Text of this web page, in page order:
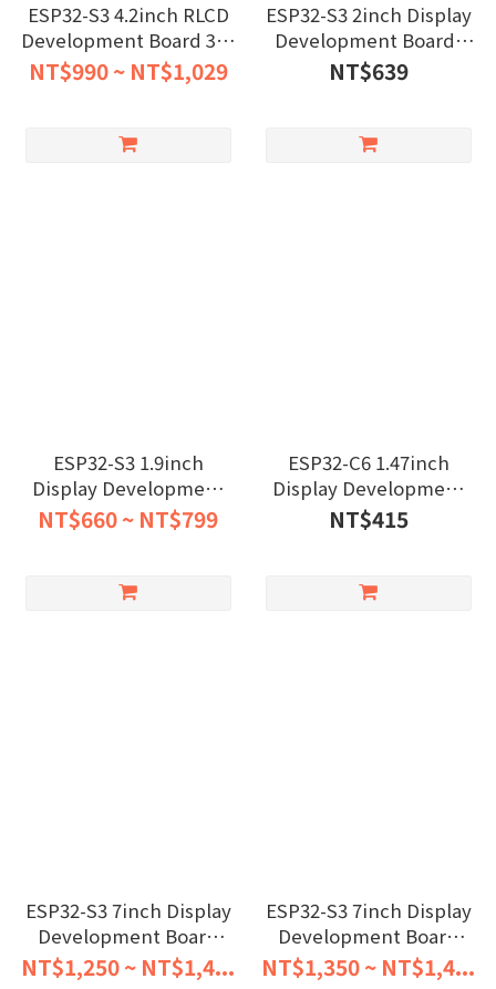
ESP32-S3 4.2inch RLCD
Development Board 300
× 400
NT$990 ~ NT$1,029
ESP32-S3 2inch Display
Development Board,
240×320 Pixels, 32-bit
LX7 Dual-core Processor
NT$639
ESP32-S3 1.9inch
Display Development
Board, 170×320 Pixels,
262K Color, 32-bit LX7
NT$660 ~ NT$799
ESP32-C6 1.47inch
Display Development
Board
NT$415
ESP32-S3 7inch Display
Development Board
Type B
NT$1,250 ~ NT$1,4...
ESP32-S3 7inch Display
Development Board
800×480
NT$1,350 ~ NT$1,4...